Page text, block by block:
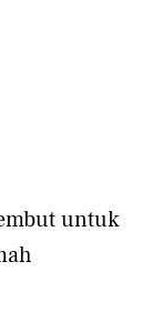
untuk